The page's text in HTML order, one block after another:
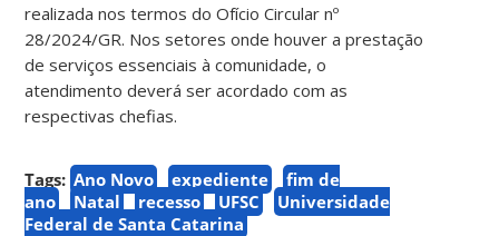
realizada nos termos do Ofício Circular nº
28/2024/GR. Nos setores onde houver a prestação
de serviços essenciais à comunidade, o
atendimento deverá ser acordado com as
respectivas chefias.
Tags: Ano Novo expediente
fim de
ano
Natal recesso UFSC
Universidade
Federal de Santa Catarina